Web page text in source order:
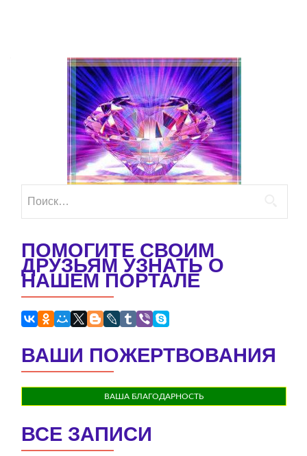
ПОМОГИТЕ СВОИМ
ДРУЗЬЯМ УЗНАТЬ О
НАШЕМ ПОРТАЛЕ
ВАШИ ПОЖЕРТВОВАНИЯ
ВАША БЛАГОДАРНОСТЬ
ВСЕ ЗАПИСИ